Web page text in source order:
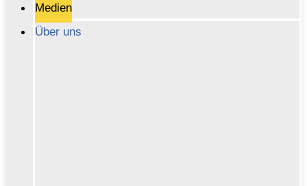
Medien
Über uns